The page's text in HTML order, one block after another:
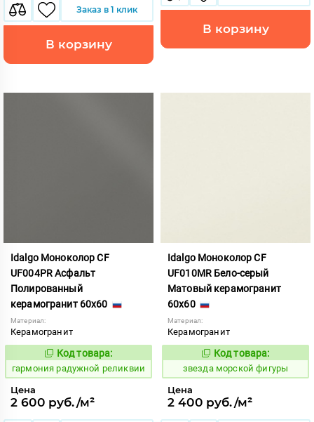
Заказ в 1 клик
В корзину
В корзину
Idalgo Моноколор CF
UF004PR Асфальт
Полированный
керамогранит 60x60
Материал:
Керамогранит
275205
Код товара:
гармония радужной реликвии
Цена
2 600 руб./м²
Idalgo Моноколор CF
UF010MR Бело-серый
Матовый керамогранит
60x60
Материал:
Керамогранит
445115
Код товара:
звезда морской фигуры
Цена
2 400 руб./м²